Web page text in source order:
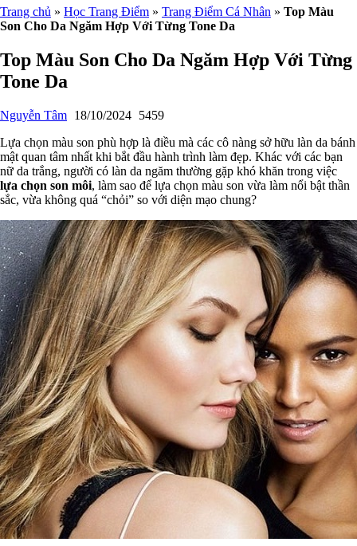
Trang chủ » Học Trang Điểm » Trang Điểm Cá Nhân » Top Màu
Son Cho Da Ngăm Hợp Với Từng Tone Da
Top Màu Son Cho Da Ngăm Hợp Với Từng
Tone Da
Nguyễn Tâm 18/10/2024 5459
Lựa chọn màu son phù hợp là điều mà các cô nàng sở hữu làn da bánh
mật quan tâm nhất khi bắt đầu hành trình làm đẹp. Khác với các bạn
nữ da trắng, người có làn da ngăm thường gặp khó khăn trong việc
lựa chọn son môi, làm sao để lựa chọn màu son vừa làm nổi bật thần
sắc, vừa không quá “chỏi” so với diện mạo chung?